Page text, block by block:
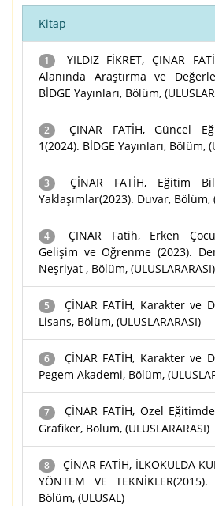
Kitap
1
YILDIZ FİKRET, ÇINAR
Alanında Araştırma ve
BİDGE Yayınları, Bölüm,
2
ÇINAR FATİH, Güncel
1(2024). BİDGE Yayınları, Bölüm,
3
ÇİNAR FATİH, Eğitim
Yaklaşımlar(2023). Duvar, Bölüm,
4
ÇINAR Fatih, Erken
Gelişim ve Öğrenme (2023).
Neşriyat , Bölüm, (ULUSLARARASI)
5
ÇİNAR FATİH, Karakter ve
Lisans, Bölüm, (ULUSLARARASI)
6
ÇİNAR FATİH, Karakter ve
Pegem Akademi, Bölüm,
7
ÇİNAR FATİH, Özel
Grafiker, Bölüm, (ULUSLARARASI)
8
ÇİNAR FATİH, İLKOKULDA
YÖNTEM VE
Bölüm, (ULUSAL)